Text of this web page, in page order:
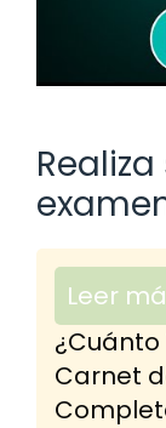
Leer
Carnet